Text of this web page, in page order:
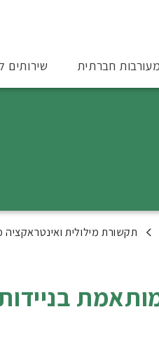
חברתית שירותים
תקשורת מילולית ואינטראקציה